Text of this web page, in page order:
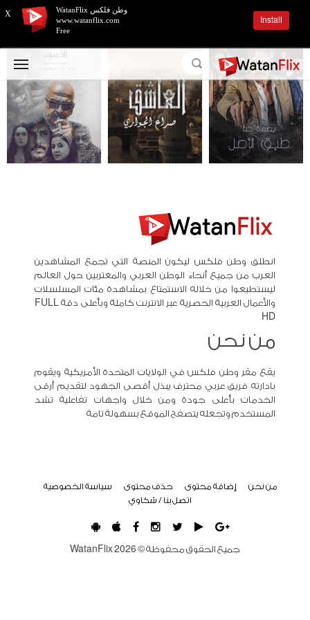
X
وطن فلكس WatanFlix
www.watanflix.com
Free
Install
انطلق وطن فلكس ليكون المنصة التي تجمع المشاهدين
العرب من جميع أنحاء الوطن العربي والمغتربين حول العالم
ليستطيعوا من خلاله الاستمتاع بمشاهدة مئات المسلسلات
والأعمال العربية الحصرية عبر الانترنت كاملة وبأعلى دقة FULL
HD
من نحن
يقع مقر وطن فلكس في الولايات المتحدة الأمريكية ويقوم
بادارته فريق عربي محترف يبذل أقصى الجهود لتقديم أرقى
الخدمات بأعلى جودة ومن خلال واجهات تفاعلية تشد
المستخدم وتجعله يتصفح الموقع بسهولة تامة
من نحن إضافة محتوى حذف محتوى
سياسة الخصوصية
اتصل بنا / شكاوي
جميع الحقوق محفوظة © WatanFlix2026